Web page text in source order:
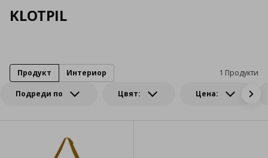
KLOTPIL
Подреди по Цвят: Цена:
1 Продукти
Продукт Интериор